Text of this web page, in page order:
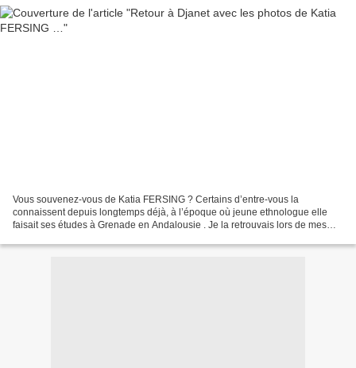
Vous souvenez-vous de Katia FERSING ? Certains d’entre-vous la
connaissent depuis longtemps déjà, à l’époque où jeune ethnologue elle
faisait ses études à Grenade en Andalousie . Je la retrouvais lors de mes